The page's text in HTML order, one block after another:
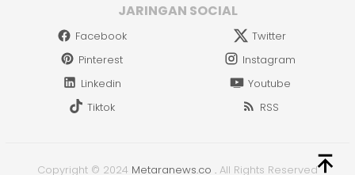
JARINGAN SOCIAL
Facebook
Twitter
Pinterest
Instagram
Linkedin
Youtube
Tiktok
RSS
Copyright © 2024 Metaranews.co . All Rights Reserved